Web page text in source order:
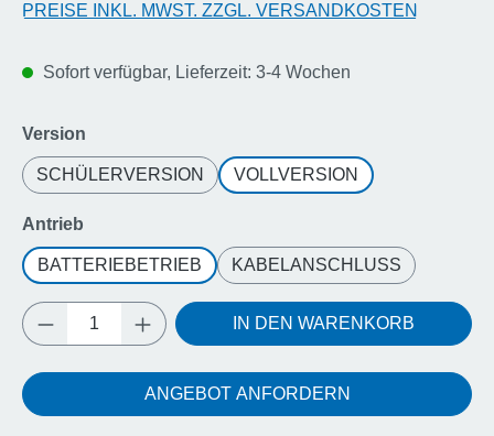
PREISE INKL. MWST. ZZGL. VERSANDKOSTEN
Sofort verfügbar, Lieferzeit: 3-4 Wochen
Version
SCHÜLERVERSION VOLLVERSION
Antrieb
BATTERIEBETRIEB KABELANSCHLUSS
Produkt Anzahl: Gib den gewünschten
IN DEN WARENKORB
ANGEBOT ANFORDERN